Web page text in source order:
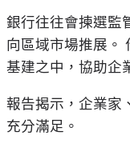
銀行往往會揀選監
向區域市場推展。
基建之中，協助企
報告揭示，企業家
充分滿足。